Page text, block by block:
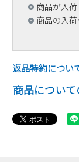
商品が入
商品の入
返品特約につい
商品につい